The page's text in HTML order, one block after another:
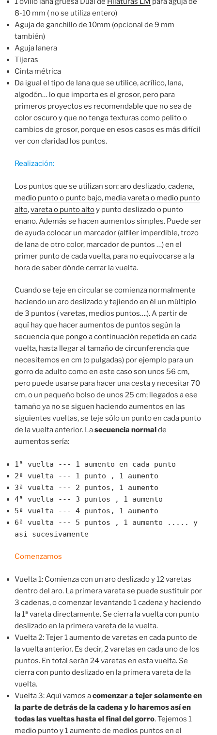
8-10 mm ( no se utiliza entero)
Aguja de ganchillo de 10mm (opcional de 9 mm
también)
Aguja lanera
Tijeras
Cinta métrica
Da igual el tipo de lana que se utilice, acrílico, lana,
algodón… lo que importa es el grosor, pero para
primeros proyectos es recomendable que no sea de
color oscuro y que no tenga texturas como pelito o
cambios de grosor, porque en esos casos es más difícil
ver con claridad los puntos.
Realización:
Los puntos que se utilizan son: aro deslizado, cadena,
medio punto o punto bajo, media vareta o medio punto
alto,vareta o punto altoy punto deslizado o punto
enano. Además se hacen aumentos simples. Puede ser
de ayuda colocar un marcador (alfiler imperdible, trozo
de lana de otro color, marcador de puntos …) en el
primer punto de cada vuelta, para no equivocarse a la
hora de saber dónde cerrar la vuelta.
Cuando se teje en circular se comienza normalmente
haciendo un aro deslizado y tejiendo en él un múltiplo
de 3 puntos ( varetas, medios puntos….). A partir de
aquí hay que hacer aumentos de puntos según la
secuencia que pongo a continuación repetida en cada
vuelta, hasta llegar al tamaño de circunferencia que
necesitemos en cm (o pulgadas) por ejemplo para un
gorro de adulto como en este caso son unos 56 cm,
pero puede usarse para hacer una cesta y necesitar 70
cm, o un pequeño bolso de unos 25 cm; llegados a ese
tamaño ya no se siguen haciendo aumentos en las
siguientes vueltas, se teje sólo un punto en cada punto
de la vuelta anterior. Lasecuencia normalde
aumentos sería:
1ª vuelta --- 1 aumento en cada punto
2ª vuelta --- 1 punto , 1 aumento
3ª vuelta --- 2 puntos, 1 aumento
4ª vuelta --- 3 puntos , 1 aumento
5ª vuelta --- 4 puntos, 1 aumento
6ª vuelta --- 5 puntos , 1 aumento ..... y
así sucesivamente
Comenzamos
Vuelta 1: Comienza con un aro deslizado y 12 varetas
dentro del aro. La primera vareta se puede sustituir por
3 cadenas, o comenzar levantando 1 cadena y haciendo
la 1ª vareta directamente. Se cierra la vuelta con punto
deslizado en la primera vareta de la vuelta.
Vuelta 2: Tejer 1 aumento de varetas en cada punto de
la vuelta anterior. Es decir, 2 varetas en cada uno de los
puntos. En total serán 24 varetas en esta vuelta. Se
cierra con punto deslizado en la primera vareta de la
vuelta.
Vuelta 3: Aquí vamos acomenzar a tejer solamente en
la parte de detrás de la cadena y lo haremos así en
todas las vueltas hasta el final del gorro. Tejemos 1
medio punto y 1 aumento de medios puntos en el